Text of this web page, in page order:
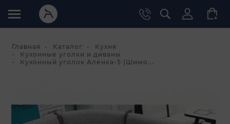
Главная Каталог
Кухня
Кухонные уголки и диваны
Кухонный уголок Аленка-5 (Шимо...